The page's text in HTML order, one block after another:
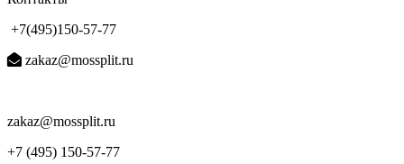
+7(495)150-57-77
zakaz@mossplit.ru
zakaz@mossplit.ru
+7 (495) 150-57-77